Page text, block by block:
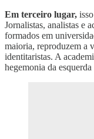
Em terceiro lugar,
Jornalistas, analistas e
formados em
maioria, reproduzem a
identitaristas. A
hegemonia da